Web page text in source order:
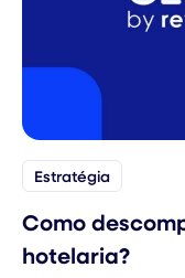
Estratégia
Como
hotelaria?